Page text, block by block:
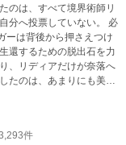
ーは背後から押さえつけ
還するための脱出石を力
を託し、満足して命を
件